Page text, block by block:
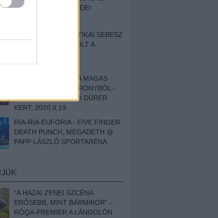
BESZÁMOLÓNK AZ IDEI
EGY HALLÁSPLASZTIKAI SEBÉSZ
NAPLÓJA - ILYEN VOLT A
DOKUMENTUMFILM
MÉLY FÉRFIBÁNAT A MAGAS
ELEFÁNTCSONTTORONYBÓL -
LEPROUS, KLONE @ DÜRER
KERT, 2020.II.19.
RIA-RIA-EUFÓRIA - FIVE FINGER
DEATH PUNCH, MEGADETH @
PAPP LÁSZLÓ SPORTARÉNA
“A HAZAI ZENEI SZCÉNA
ERŐSEBB, MINT BÁRMIKOR” -
RÓQA-PREMIER A LÁNGOLÓN